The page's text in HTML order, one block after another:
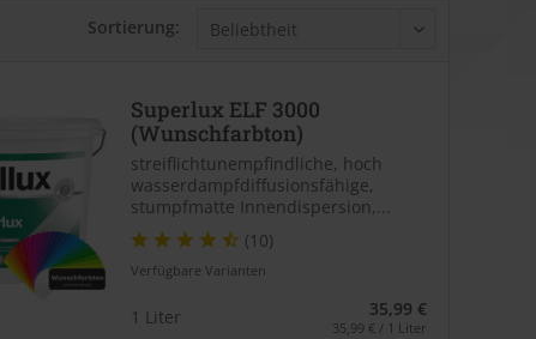
Sortierung:
Superlux ELF 3000
(Wunschfarbton)
streiflichtunempfindliche, hoch
wasserdampfdiffusionsfähige,
stumpfmatte Innendispersion,...
(10)
Verfügbare Varianten
1 Liter 35,99 €
35,99 € / 1 Liter